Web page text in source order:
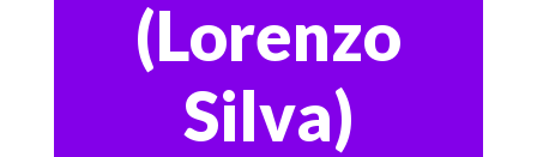
(Lorenzo
Silva)